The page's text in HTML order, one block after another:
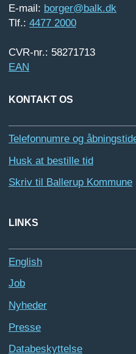
E-mail: borger@balk.dk
Tlf.: 4477 2000
CVR-nr.: 58271713
EAN
KONTAKT OS
Telefonnumre og
Husk at bestille tid
Skriv til Ballerup Kommune
LINKS
English
Job
Nyheder
Presse
Databeskyttelse